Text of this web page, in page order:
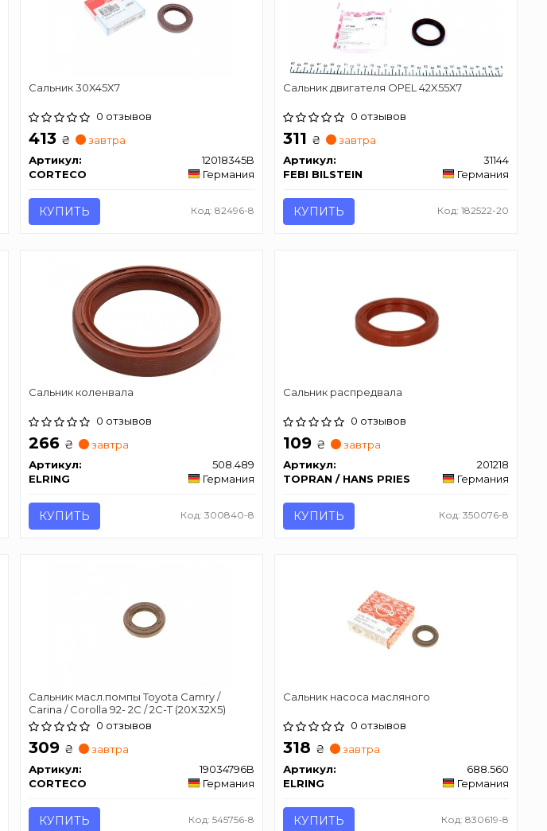
Сальник 30X45X7
0 отзывов
413 ₴
завтра
Артикул:
12018345B
CORTECO
Германия
КУПИТЬ Код: 82496-8
Сальник двигателя OPEL 42X55X7
0 отзывов
311 ₴
завтра
Артикул:
31144
FEBI BILSTEIN
Германия
КУПИТЬ Код: 182522-20
Сальник коленвала
0 отзывов
266 ₴
завтра
Артикул:
508.489
ELRING
Германия
КУПИТЬ Код: 300840-8
Сальник распредвала
0 отзывов
109 ₴
завтра
Артикул:
201218
TOPRAN / HANS PRIES
Германия
КУПИТЬ Код: 350076-8
Сальник масл.помпы Toyota Camry /
Carina / Corolla 92- 2C / 2C-T (20X32X5)
0 отзывов
309 ₴
завтра
Артикул:
19034796B
CORTECO
Германия
КУПИТЬ Код: 545756-8
Сальник насоса масляного
0 отзывов
318 ₴
завтра
Артикул:
688.560
ELRING
Германия
КУПИТЬ Код: 830619-8